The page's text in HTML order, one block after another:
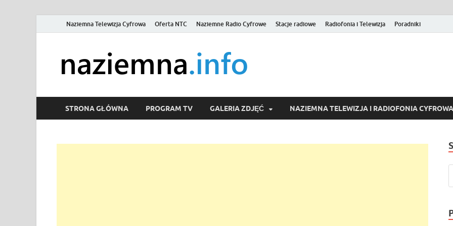
Naziemna Telewizja Cyfrowa Oferta NTC Naziemne Radio Cyfrowe Stacje radiowe Radiofonia i Telewizja Poradniki
Wideo online, VOD
STRONA GŁÓWNA PROGRAM TV GALERIA ZDJĘĆ NAZIEMNA TELEWIZJA I RADIOFONIA CYFROWA